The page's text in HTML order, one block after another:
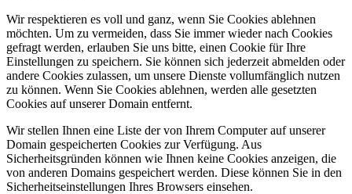
Wir respektieren es voll und ganz, wenn Sie Cookies ablehnen
möchten. Um zu vermeiden, dass Sie immer wieder nach Cookies
gefragt werden, erlauben Sie uns bitte, einen Cookie für Ihre
Einstellungen zu speichern. Sie können sich jederzeit abmelden oder
andere Cookies zulassen, um unsere Dienste vollumfänglich nutzen
zu können. Wenn Sie Cookies ablehnen, werden alle gesetzten
Cookies auf unserer Domain entfernt.
Wir stellen Ihnen eine Liste der von Ihrem Computer auf unserer
Domain gespeicherten Cookies zur Verfügung. Aus
Sicherheitsgründen können wie Ihnen keine Cookies anzeigen, die
von anderen Domains gespeichert werden. Diese können Sie in den
Sicherheitseinstellungen Ihres Browsers einsehen.